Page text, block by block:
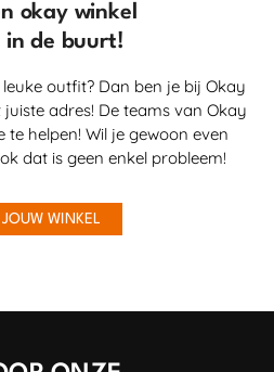
okay winkel
in de buurt!
outfit? Dan ben je bij Okay
adres! De teams van Okay
helpen! Wil je gewoon even
dat is geen enkel probleem!
WINKEL